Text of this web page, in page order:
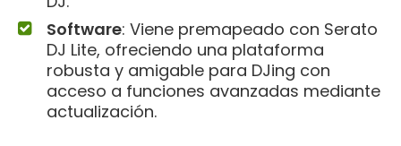
Software: Viene premapeado con Serato
DJ Lite, ofreciendo una plataforma
robusta y amigable para DJing con
acceso a funciones avanzadas mediante
actualización.